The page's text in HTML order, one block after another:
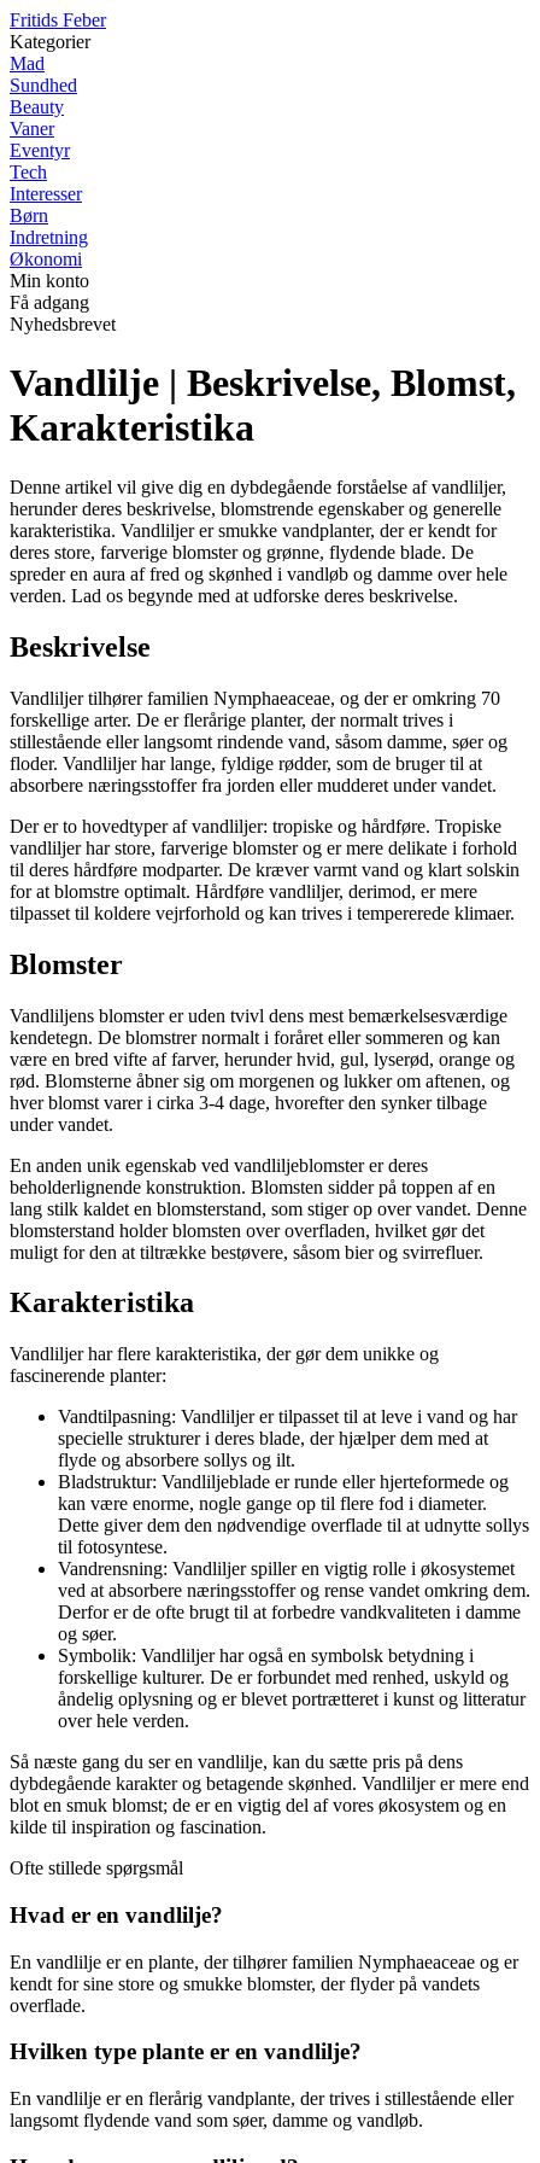
Fritids Feber
Kategorier
Mad
Sundhed
Beauty
Vaner
Eventyr
Tech
Interesser
Børn
Indretning
Økonomi
Min konto
Få adgang
Nyhedsbrevet
Vandlilje | Beskrivelse, Blomst,
Karakteristika
Denne artikel vil give dig en dybdegående forståelse af vandliljer,
herunder deres beskrivelse, blomstrende egenskaber og generelle
karakteristika. Vandliljer er smukke vandplanter, der er kendt for
deres store, farverige blomster og grønne, flydende blade. De
spreder en aura af fred og skønhed i vandløb og damme over hele
verden. Lad os begynde med at udforske deres beskrivelse.
Beskrivelse
Vandliljer tilhører familien Nymphaeaceae, og der er omkring 70
forskellige arter. De er flerårige planter, der normalt trives i
stillestående eller langsomt rindende vand, såsom damme, søer og
floder. Vandliljer har lange, fyldige rødder, som de bruger til at
absorbere næringsstoffer fra jorden eller mudderet under vandet.
Der er to hovedtyper af vandliljer: tropiske og hårdføre. Tropiske
vandliljer har store, farverige blomster og er mere delikate i forhold
til deres hårdføre modparter. De kræver varmt vand og klart solskin
for at blomstre optimalt. Hårdføre vandliljer, derimod, er mere
tilpasset til koldere vejrforhold og kan trives i tempererede klimaer.
Blomster
Vandliljens blomster er uden tvivl dens mest bemærkelsesværdige
kendetegn. De blomstrer normalt i foråret eller sommeren og kan
være en bred vifte af farver, herunder hvid, gul, lyserød, orange og
rød. Blomsterne åbner sig om morgenen og lukker om aftenen, og
hver blomst varer i cirka 3-4 dage, hvorefter den synker tilbage
under vandet.
En anden unik egenskab ved vandliljeblomster er deres
beholderlignende konstruktion. Blomsten sidder på toppen af en
lang stilk kaldet en blomsterstand, som stiger op over vandet. Denne
blomsterstand holder blomsten over overfladen, hvilket gør det
muligt for den at tiltrække bestøvere, såsom bier og svirrefluer.
Karakteristika
Vandliljer har flere karakteristika, der gør dem unikke og
fascinerende planter:
Vandtilpasning: Vandliljer er tilpasset til at leve i vand og har
specielle strukturer i deres blade, der hjælper dem med at
flyde og absorbere sollys og ilt.
Bladstruktur: Vandliljeblade er runde eller hjerteformede og
kan være enorme, nogle gange op til flere fod i diameter.
Dette giver dem den nødvendige overflade til at udnytte sollys
til fotosyntese.
Vandrensning: Vandliljer spiller en vigtig rolle i økosystemet
ved at absorbere næringsstoffer og rense vandet omkring dem.
Derfor er de ofte brugt til at forbedre vandkvaliteten i damme
og søer.
Symbolik: Vandliljer har også en symbolsk betydning i
forskellige kulturer. De er forbundet med renhed, uskyld og
åndelig oplysning og er blevet portrætteret i kunst og litteratur
over hele verden.
Så næste gang du ser en vandlilje, kan du sætte pris på dens
dybdegående karakter og betagende skønhed. Vandliljer er mere end
blot en smuk blomst; de er en vigtig del af vores økosystem og en
kilde til inspiration og fascination.
Ofte stillede spørgsmål
Hvad er en vandlilje?
En vandlilje er en plante, der tilhører familien Nymphaeaceae og er
kendt for sine store og smukke blomster, der flyder på vandets
overflade.
Hvilken type plante er en vandlilje?
En vandlilje er en flerårig vandplante, der trives i stillestående eller
langsomt flydende vand som søer, damme og vandløb.